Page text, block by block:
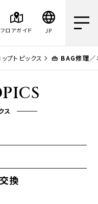
フロアガイド JP
ップトピックス 👜 BAG修理／
ス
換